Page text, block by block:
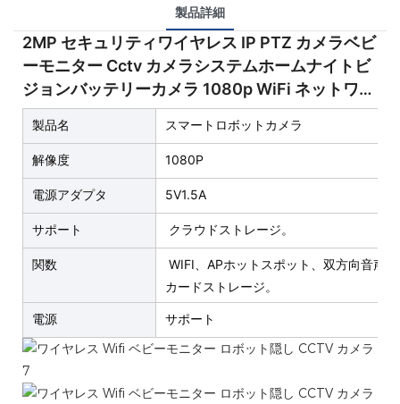
製品詳細
2MP セキュリティワイヤレス IP PTZ カメラベビ
ーモニター Cctv カメラシステムホームナイトビ
ジョンバッテリーカメラ 1080p WiFi ネットワー
クワイヤレスロボット IP カメラ HD 屋内セキュ
リティ
製品名 スマートロボットカメラ
解像度 1080P
電源アダプタ 5V1.5A
サポート クラウドストレージ。
関数
WIFI、APホットスポット、双方向音声
カードストレージ。
電源 サポート